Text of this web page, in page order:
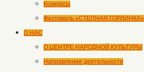
Конкурсы
Фестиваль «СТЕПНАЯ ГОРЛИНКА»
О НАС
О ЦЕНТРЕ НАРОДНОЙ КУЛЬТУРЫ
Направления деятельности